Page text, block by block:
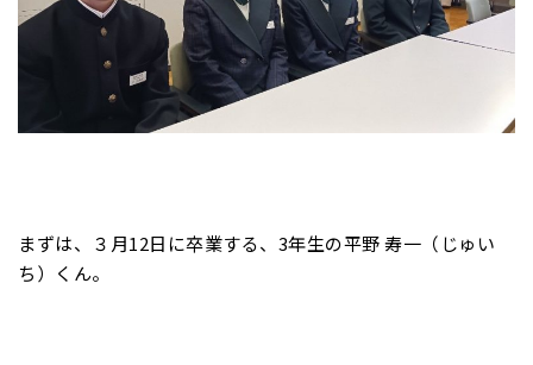
まずは、３月12日に卒業する、3年生の平野 寿一（じゅい
ち）くん。